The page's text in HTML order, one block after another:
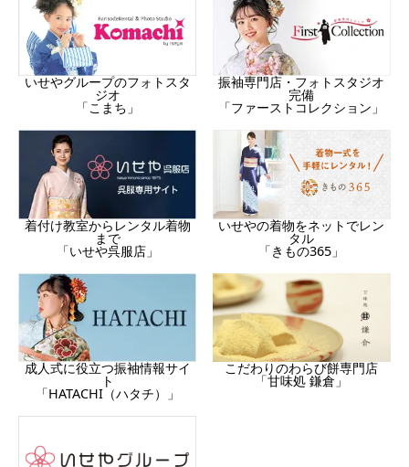
いせやグループのフォトスタ
ジオ
「こまち」
振袖専門店・フォトスタジオ
完備
「ファーストコレクション」
着付け教室からレンタル着物
まで
「いせや呉服店」
いせやの着物をネットでレン
タル
「きもの365」
成人式に役立つ振袖情報サイ
ト
「HATACHI（ハタチ）」
こだわりのわらび餅専門店
「甘味処 鎌倉」